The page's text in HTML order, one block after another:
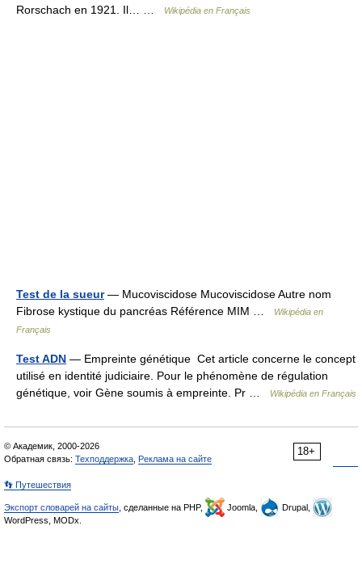
Rorschach en 1921. Il… …
Wikipédia en Français
Test de la sueur— Mucoviscidose Mucoviscidose Autre nom
Fibrose kystique du pancréas Référence MIM …
Wikipédia en
Français
Test ADN — Empreinte génétique Cet article concerne le concept
utilisé en identité judiciaire. Pour le phénomène de régulation
génétique, voir Gène soumis à empreinte. Pr …
Wikipédia en Français
18+
© Академик, 2000-2026
Обратная связь: Техподдержка Реклама на сайте
👣 Путешествия
Экспорт словарей на сайты , сделанные на PHP, Joomla,
Drupal,
WordPress, MODx.